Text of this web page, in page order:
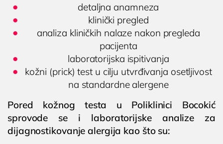
detaljna anamneza
klinički pregled
analiza kliničkih nalaze nakon pregleda
pacijenta
laboratorijska ispitivanja
kožni (prick) test u cilju utvrđivanja osetljivost
na standardne alergene
Pored kožnog testa u Poliklinici Bocokić
sprovode se i laboratorijske analize za
dijagnostikovanje alergija kao što su: